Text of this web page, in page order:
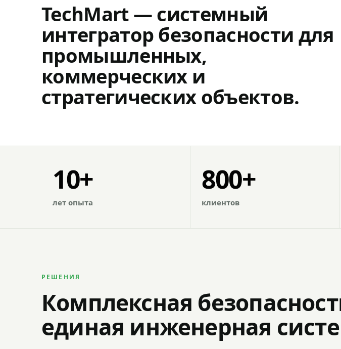
TechMart — системный
интегратор безопасности для
промышленных,
коммерческих и
стратегических объектов.
10+
лет опыта
800+
клиентов
РЕШЕНИЯ
Комплексная
единая инженерная